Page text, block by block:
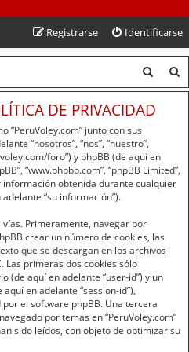
Identificarse
Registrarse
u
u
s
a
r
DE PRIVACIDAD
“PeruVoley.com” junto con sus
“nosotros”, “nos”, “nuestro”,
foro”) y phpBB (de aquí en
“www.phpbb.com”, “phpBB Limited”,
información obtenida durante cualquier
“su información”).
Primeramente, navegar por
crear un número de cookies, las
que se descargan en los archivos
Las primeras dos cookies sólo
(de aquí en adelante “user-id”) y un
en adelante “session-id”),
el software phpBB. Una tercera
por temas en “PeruVoley.com”
sido leídos, con objeto de optimizar su